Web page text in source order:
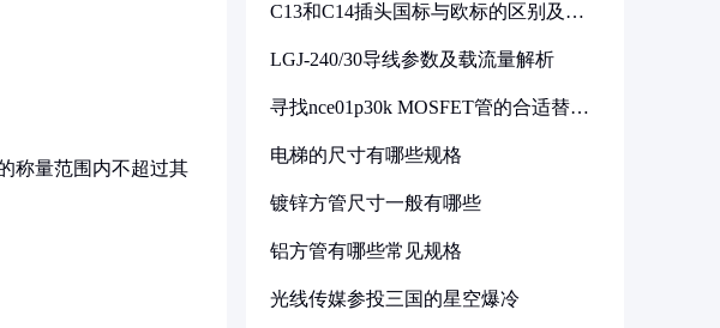
称量范围内不超过其
C13和C14插头国标与欧标的区别及其
LGJ-240/30导线参数及载流量解析
寻找nce01p30k MOSFET管的合适替代
电梯的尺寸有哪些规格
镀锌方管尺寸一般有哪些
铝方管有哪些常见规格
光线传媒参投三国的星空爆冷